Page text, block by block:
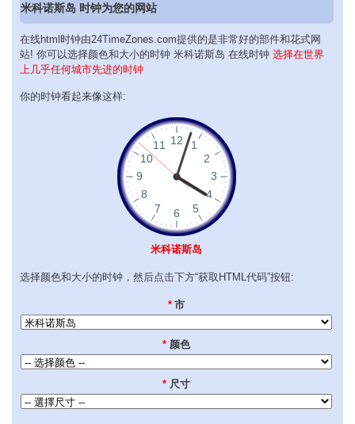
米科诺斯岛 时钟为您的网站
在线html时钟由24TimeZones.com提供的是非常好的部件和花式网
站! 你可以选择颜色和大小的时钟 米科诺斯岛 在线时钟 选择在世界
上几乎任何城市先进的时钟
你的时钟看起来像这样:
米科诺斯岛
选择颜色和大小的时钟，然后点击下方“获取HTML代码”按钮:
* 市
* 颜色
* 尺寸